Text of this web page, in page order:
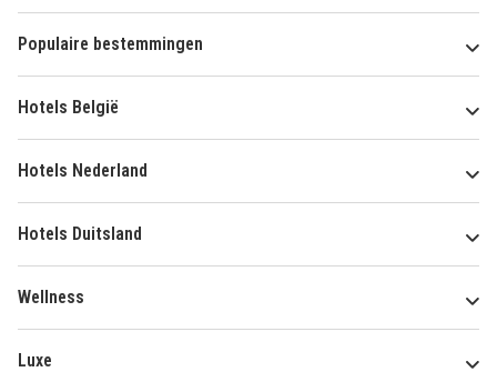
Populaire bestemmingen
Hotels België
Hotels Nederland
Hotels Duitsland
Wellness
Luxe